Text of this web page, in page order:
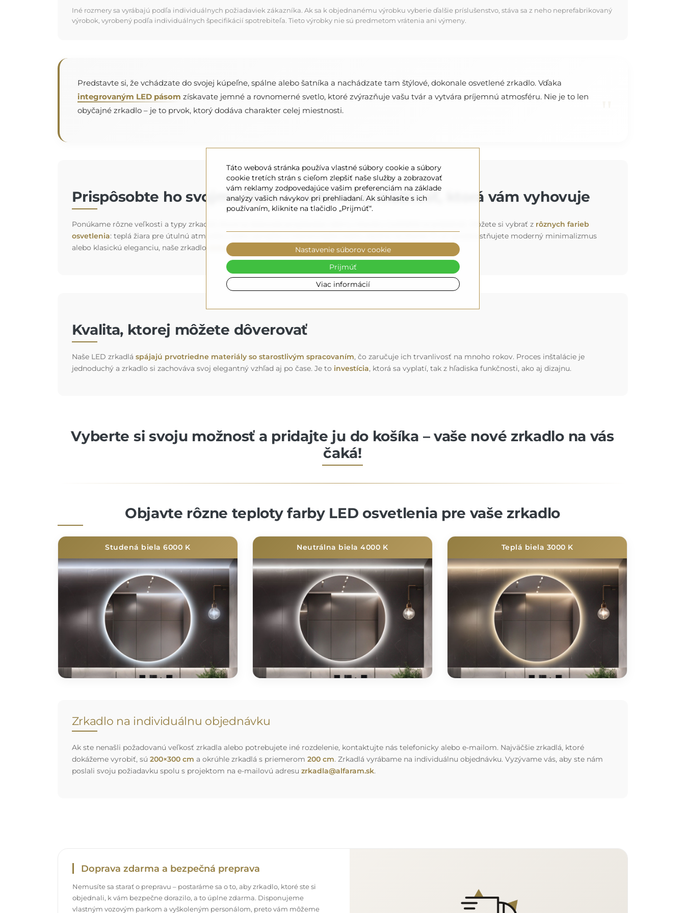
Iné rozmery sa vyrábajú podľa individuálnych požiadaviek zákazníka. Ak sa k objednanému výrobku vyberie ďalšie príslušenstvo, stáva sa z neho neprefabrikovaný
výrobok, vyrobený podľa individuálnych špecifikácií spotrebiteľa. Tieto výrobky nie sú predmetom vrátenia ani výmeny.
Predstavte si, že vchádzate do svojej kúpeľne, spálne alebo šatníka a nachádzate tam štýlové, dokonale osvetlené zrkadlo. Vďaka
integrovaným LED pásom získavate jemné a rovnomerné svetlo, ktoré zvýrazňuje vašu tvár a vytvára príjemnú atmosféru. Nie je to len
obyčajné zrkadlo – je to prvok, ktorý dodáva charakter celej miestnosti.
Prispôsobte ho svojmu štýlu — vyberte si možnosť, ktorá vám vyhovuje
Ponúkame rôzne veľkosti a typy zrkadiel, ktoré sa dokonale prispôsobia vášmu interiéru (voliteľné za príplatok). Môžete si vybrať z rôznych farieb
osvetlenia: teplá žiara pre útulnú atmosféru alebo jasnejšie a intenzívnejšie svetlo, ideálne na líčenie. Či už uprednostňujete moderný minimalizmus
alebo klasickú eleganciu, naše zrkadlo
dokonale doplní vašu výzdobu.
Kvalita, ktorej môžete dôverovať
Naše LED zrkadlá spájajú prvotriedne materiály so starostlivým spracovaním, čo zaručuje ich trvanlivosť na mnoho rokov. Proces inštalácie je
jednoduchý a zrkadlo si zachováva svoj elegantný vzhľad aj po čase. Je to investícia, ktorá sa vyplatí, tak z hľadiska funkčnosti, ako aj dizajnu.
Vyberte si svoju možnosť a pridajte ju do košíka – vaše nové zrkadlo na vás
čaká!
Objavte rôzne teploty farby LED osvetlenia pre vaše zrkadlo
Studená biela 6000 K Neutrálna biela 4000 K Teplá biela 3000 K
Zrkadlo na individuálnu objednávku
Ak ste nenašli požadovanú veľkosť zrkadla alebo potrebujete iné rozdelenie, kontaktujte nás telefonicky alebo e-mailom. Najväčšie zrkadlá, ktoré
dokážeme vyrobiť, sú 200×300 cm a okrúhle zrkadlá s priemerom 200 cm. Zrkadlá vyrábame na individuálnu objednávku. Vyzývame vás, aby ste nám
poslali svoju požiadavku spolu s projektom na e-mailovú adresu zrkadla@alfaram.sk.
Doprava zdarma a bezpečná preprava
Nemusíte sa starať o prepravu – postaráme sa o to, aby zrkadlo, ktoré ste si
objednali, k vám bezpečne dorazilo, a to úplne zdarma. Disponujeme
vlastným vozovým parkom a vyškoleným personálom, preto vám môžeme
Táto webová stránka používa vlastné súbory cookie a súbory
cookie tretích strán s cieľom zlepšiť naše služby a zobrazovať
vám reklamy zodpovedajúce vašim preferenciám na základe
analýzy vašich návykov pri prehliadaní. Ak súhlasíte s ich
používaním, kliknite na tlačidlo „Prijmúť“.
Viac informácií
Nastavenie súborov cookie
Prijmúť